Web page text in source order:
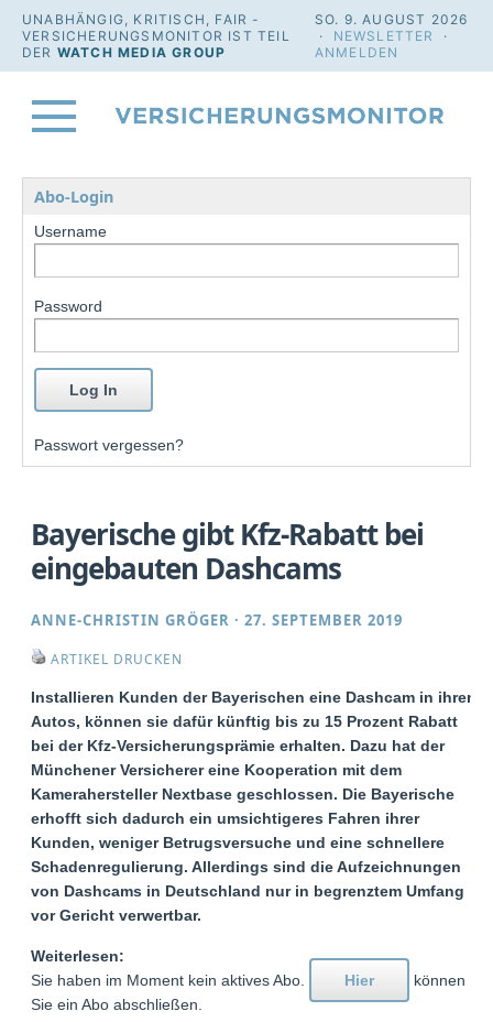
UNABHÄNGIG, KRITISCH, FAIR -
VERSICHERUNGSMONITOR IST TEIL
DER WATCH MEDIA GROUP
SO. 9. AUGUST 2026
· NEWSLETTER
·
ANMELDEN
Abo-Login
Username
Password
Passwort vergessen?
Bayerische gibt Kfz-Rabatt bei
eingebauten Dashcams
ANNE-CHRISTIN GRÖGER ·27. SEPTEMBER 2019
ARTIKEL DRUCKEN
Installieren Kunden der Bayerischen eine Dashcam in ihren
Autos, können sie dafür künftig bis zu 15 Prozent Rabatt
bei der Kfz-Versicherungsprämie erhalten. Dazu hat der
Münchener Versicherer eine Kooperation mit dem
Kamerahersteller Nextbase geschlossen. Die Bayerische
erhofft sich dadurch ein umsichtigeres Fahren ihrer
Kunden, weniger Betrugsversuche und eine schnellere
Schadenregulierung. Allerdings sind die Aufzeichnungen
von Dashcams in Deutschland nur in begrenztem Umfang
vor Gericht verwertbar.
Weiterlesen:
Sie haben im Moment kein aktives Abo.
Hier
können
Sie ein Abo abschließen.